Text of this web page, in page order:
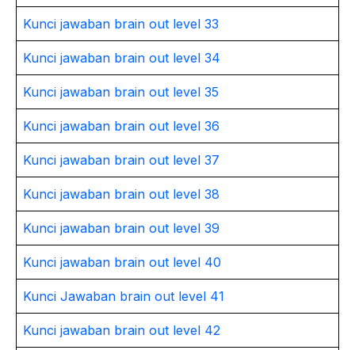
Kunci jawaban brain out level 33
Kunci jawaban brain out level 34
Kunci jawaban brain out level 35
Kunci jawaban brain out level 36
Kunci jawaban brain out level 37
Kunci jawaban brain out level 38
Kunci jawaban brain out level 39
Kunci jawaban brain out level 40
Kunci Jawaban brain out level 41
Kunci jawaban brain out level 42